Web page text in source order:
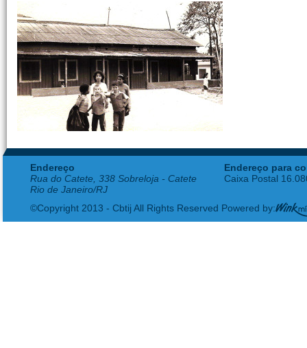
Endereço
Rua do Catete, 338 Sobreloja - Catete
Rio de Janeiro/RJ
Endereço para
Caixa Postal
©Copyright 2013 - Cbtij All Rights Reserved Powered by: